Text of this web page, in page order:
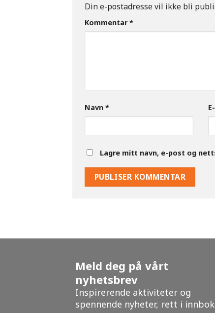
Din e-postadresse vil ikke bli
Kommentar*
Navn *
Lagre mitt navn, e-post og
Meld deg på vårt
nyhetsbrev
Inspirerende aktiviteter og
spennende nyheter, rett i